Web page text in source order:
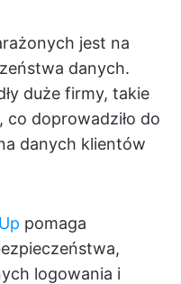
jest na
danych.
duże firmy, takie
co doprowadziło do
danych klientów
pomaga
logowania i